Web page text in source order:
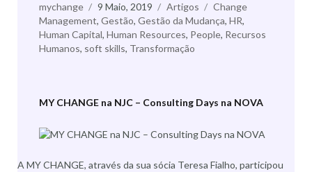
Autor
mychange
Publicado
a
9 Maio, 2019 Categorias
Artigos Etiquetas
Change
Management, Gestão, Gestão da Mudança, HR,
Human Capital, Human Resources, People, Recursos
Humanos, soft skills, Transformação
MY CHANGE na NJC – Consulting Days na NOVA
A MY CHANGE, através da sua sócia Teresa Fialho, participou